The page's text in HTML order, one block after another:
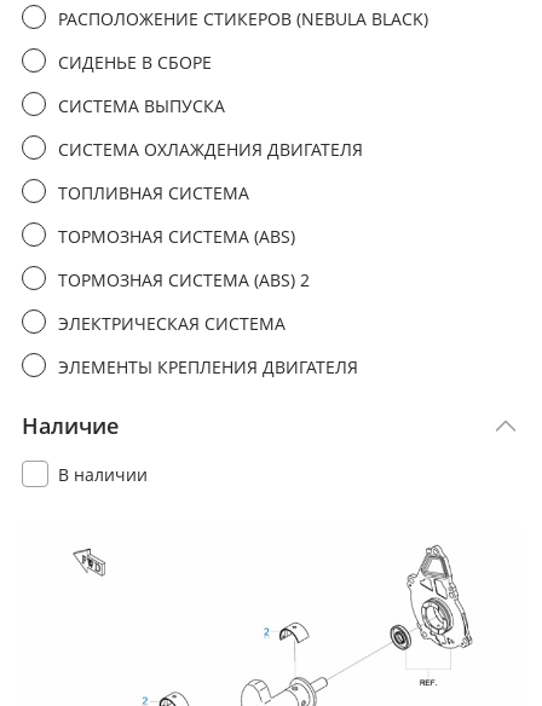
РАСПОЛОЖЕНИЕ СТИКЕРОВ (NEBULA BLACK)
СИДЕНЬЕ В СБОРЕ
СИСТЕМА ВЫПУСКА
СИСТЕМА ОХЛАЖДЕНИЯ ДВИГАТЕЛЯ
ТОПЛИВНАЯ СИСТЕМА
ТОРМОЗНАЯ СИСТЕМА (ABS)
ТОРМОЗНАЯ СИСТЕМА (ABS) 2
ЭЛЕКТРИЧЕСКАЯ СИСТЕМА
ЭЛЕМЕНТЫ КРЕПЛЕНИЯ ДВИГАТЕЛЯ
Наличие
В наличии